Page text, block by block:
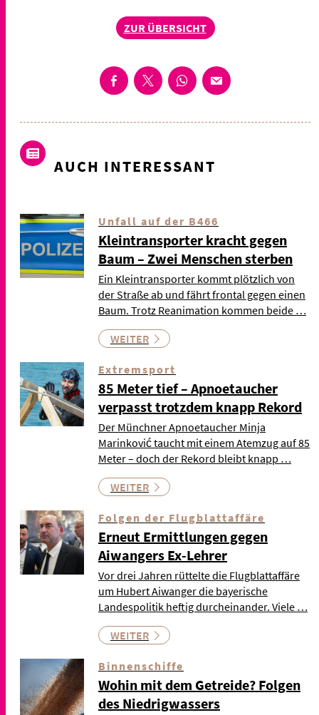
ZUR ÜBERSICHT
AUCH INTERESSANT
Unfall auf der B466
Kleintransporter kracht gegen
Baum – Zwei Menschen sterben
Ein Kleintransporter kommt plötzlich von
der Straße ab und fährt frontal gegen einen
Baum. Trotz Reanimation kommen beide …
WEITER
Extremsport
85 Meter tief – Apnoetaucher
verpasst trotzdem knapp Rekord
Der Münchner Apnoetaucher Minja
Marinković taucht mit einem Atemzug auf 85
Meter – doch der Rekord bleibt knapp …
WEITER
Folgen der Flugblattaffäre
Erneut Ermittlungen gegen
Aiwangers Ex-Lehrer
Vor drei Jahren rüttelte die Flugblattaffäre
um Hubert Aiwanger die bayerische
Landespolitik heftig durcheinander. Viele …
WEITER
Binnenschiffe
Wohin mit dem Getreide? Folgen
des Niedrigwassers